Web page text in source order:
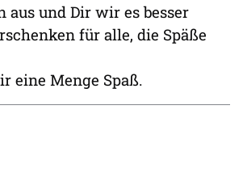
aus und Dir wir es besser
für alle, die Späße
eine Menge Spaß.